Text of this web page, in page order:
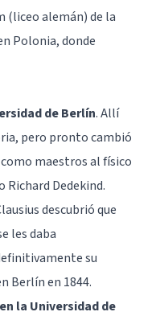
(liceo alemán) de la
Polonia, donde
de Berlín. Allí
pero pronto cambió
maestros al físico
Dedekind.
descubrió que
les daba
su
Berlín en 1844.
la Universidad de